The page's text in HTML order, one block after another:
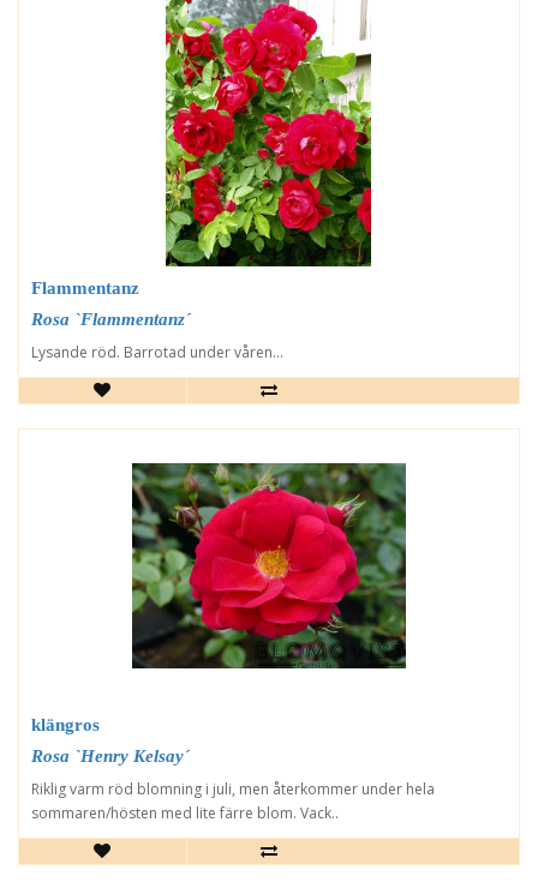
Flammentanz
Rosa `Flammentanz´
Lysande röd. Barrotad under våren...
klängros
Rosa `Henry Kelsay´
Riklig varm röd blomning i juli, men återkommer under hela
sommaren/hösten med lite färre blom. Vack..